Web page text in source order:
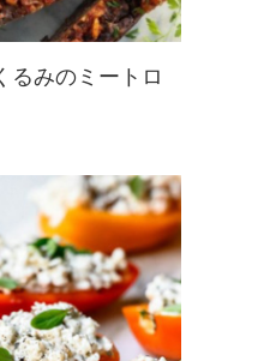
みの食感で、しっ
。クリスマスやパ
いつもよりヘルシ
るみのミートロ